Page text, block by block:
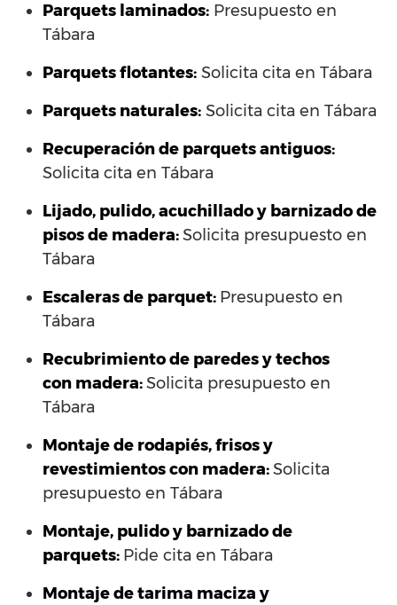
Parquets laminados: Presupuesto en
Tábara
Parquets flotantes: Solicita cita en Tábara
Parquets naturales: Solicita cita en Tábara
Recuperación de parquets antiguos:
Solicita cita en Tábara
Lijado, pulido, acuchillado y barnizado de
pisos de madera:Solicita presupuesto en
Tábara
Escaleras de parquet: Presupuesto en
Tábara
Recubrimiento de paredes y techos
con madera:Solicita presupuesto en
Tábara
Montaje de rodapiés, frisos y
revestimientos con madera:Solicita
presupuesto en Tábara
Montaje, pulido y barnizado de
parquets: Pide cita en Tábara
Montaje de tarima maciza y